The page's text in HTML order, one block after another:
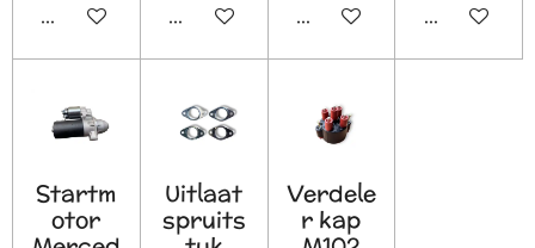
In winkelwagenIn winkelwagenIn winkelwagen
In
Startm
otor
Uitlaat
spruits
Verdele
r kap